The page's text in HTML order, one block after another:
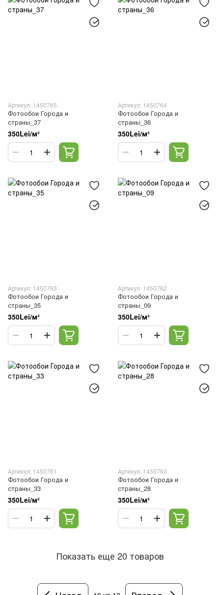
Артикул: 1450765
Фотообои Города и
страны_37
350Lei/м²
Артикул: 1450764
Фотообои Города и
страны_36
350Lei/м²
Артикул: 1450763
Фотообои Города и
страны_35
350Lei/м²
Артикул: 1450762
Фотообои Города и
страны_09
350Lei/м²
Артикул: 1450761
Фотообои Города и
страны_33
350Lei/м²
Артикул: 1450760
Фотообои Города и
страны_28
350Lei/м²
Показать еще 20 товаров